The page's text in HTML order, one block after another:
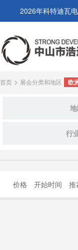
2026年科特迪瓦
首页 > 展会分类和地区 欧
行
价格 开始时间 推